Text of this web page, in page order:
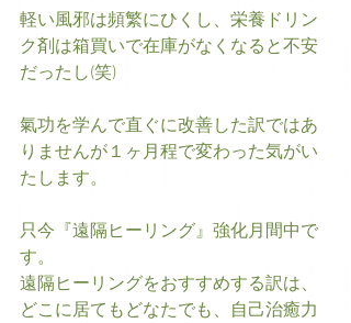
軽い風邪は頻繁にひくし、栄養ドリン
ク剤は箱買いで在庫がなくなると不安
だったし(笑)
氣功を学んで直ぐに改善した訳ではあ
りませんが１ヶ月程で変わった気がい
たします。
只今『遠隔ヒーリング』強化月間中で
す。
遠隔ヒーリングをおすすめする訳は、
どこに居てもどなたでも、自己治癒力